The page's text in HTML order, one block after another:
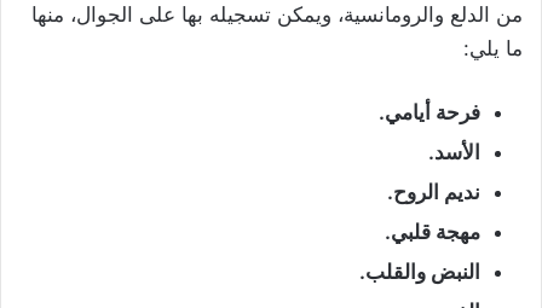
من الدلع والرومانسية، ويمكن تسجيله بها على الجوال، منها
ما يلي:
فرحة أيامي.
الأسد.
نديم الروح.
مهجة قلبي.
النبض والقلب.